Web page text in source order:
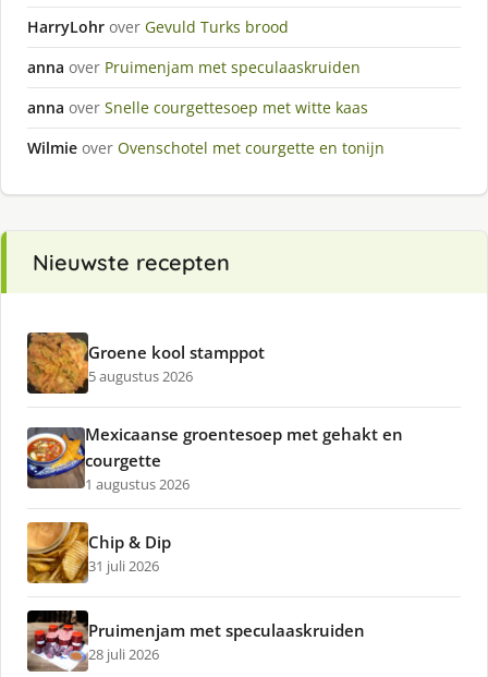
HarryLohr over Gevuld Turks brood
anna over Pruimenjam met speculaaskruiden
anna over Snelle courgettesoep met witte kaas
Wilmie over Ovenschotel met courgette en tonijn
Nieuwste recepten
Groene kool stamppot
5 augustus 2026
Mexicaanse groentesoep met gehakt en
courgette
1 augustus 2026
Chip & Dip
31 juli 2026
Pruimenjam met speculaaskruiden
28 juli 2026